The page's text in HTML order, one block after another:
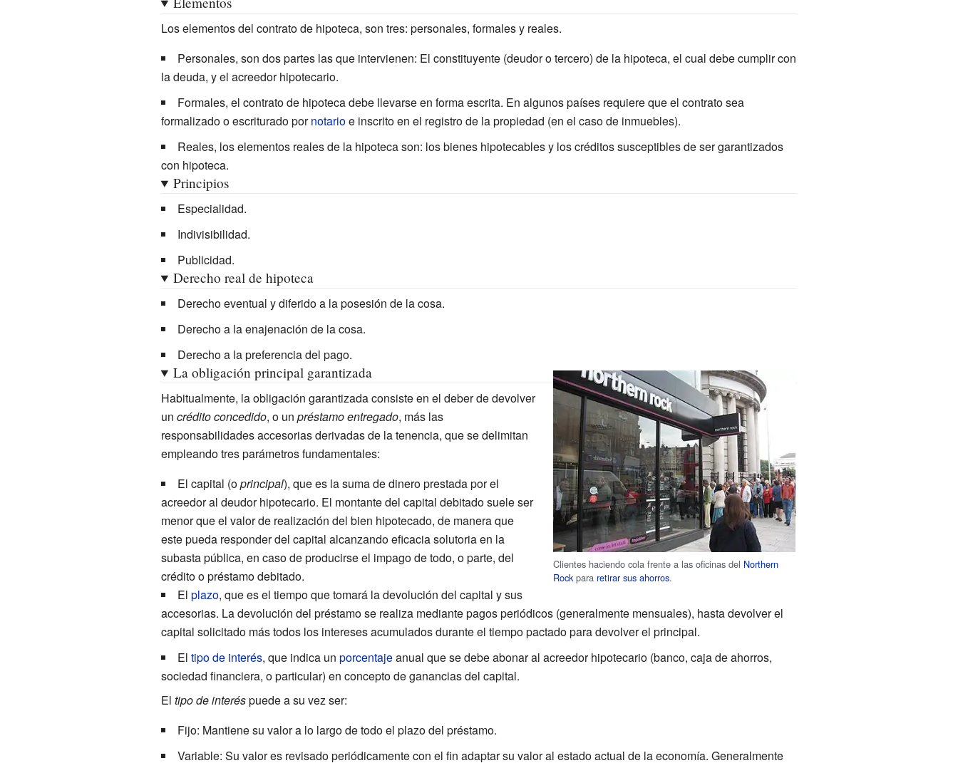
Los elementos del contrato de hipoteca, son tres: personales, formales y reales.
Personales, son dos partes las que intervienen: El constituyente (deudor o tercero) de la hipoteca, el cual debe cumplir con
la deuda, y el acreedor hipotecario.
Formales, el contrato de hipoteca debe llevarse en forma escrita. En algunos países requiere que el contrato sea
formalizado o escriturado pornotarioe inscrito en el registro de la propiedad (en el caso de inmuebles).
Reales, los elementos reales de la hipoteca son: los bienes hipotecables y los créditos susceptibles de ser garantizados
con hipoteca.
Principios
Especialidad.
Indivisibilidad.
Publicidad.
Derecho real de hipoteca
Derecho eventual y diferido a la posesión de la cosa.
Derecho a la enajenación de la cosa.
Derecho a la preferencia del pago.
Clientes haciendo cola frente a las oficinas del Northern
Rock pararetirar sus ahorros.
La obligación principal garantizada
Habitualmente, la obligación garantizada consiste en el deber de devolver
un crédito concedido, o un préstamo entregado, más las
responsabilidades accesorias derivadas de la tenencia, que se delimitan
empleando tres parámetros fundamentales:
El capital (oprincipal), que es la suma de dinero prestada por el
acreedor al deudor hipotecario. El montante del capital debitado suele ser
menor que el valor de realización del bien hipotecado, de manera que
este pueda responder del capital alcanzando eficacia solutoria en la
subasta pública, en caso de producirse el impago de todo, o parte, del
crédito o préstamo debitado.
El plazo, que es el tiempo que tomará la devolución del capital y sus
accesorias. La devolución del préstamo se realiza mediante pagos periódicos (generalmente mensuales), hasta devolver el
capital solicitado más todos los intereses acumulados durante el tiempo pactado para devolver el principal.
El tipo de interés, que indica un porcentajeanual que se debe abonar al acreedor hipotecario (banco, caja de ahorros,
sociedad financiera, o particular) en concepto de ganancias del capital.
El tipo de interéspuede a su vez ser:
Fijo: Mantiene su valor a lo largo de todo el plazo del préstamo.
Variable: Su valor es revisado periódicamente con el fin adaptar su valor al estado actual de la economía. Generalmente